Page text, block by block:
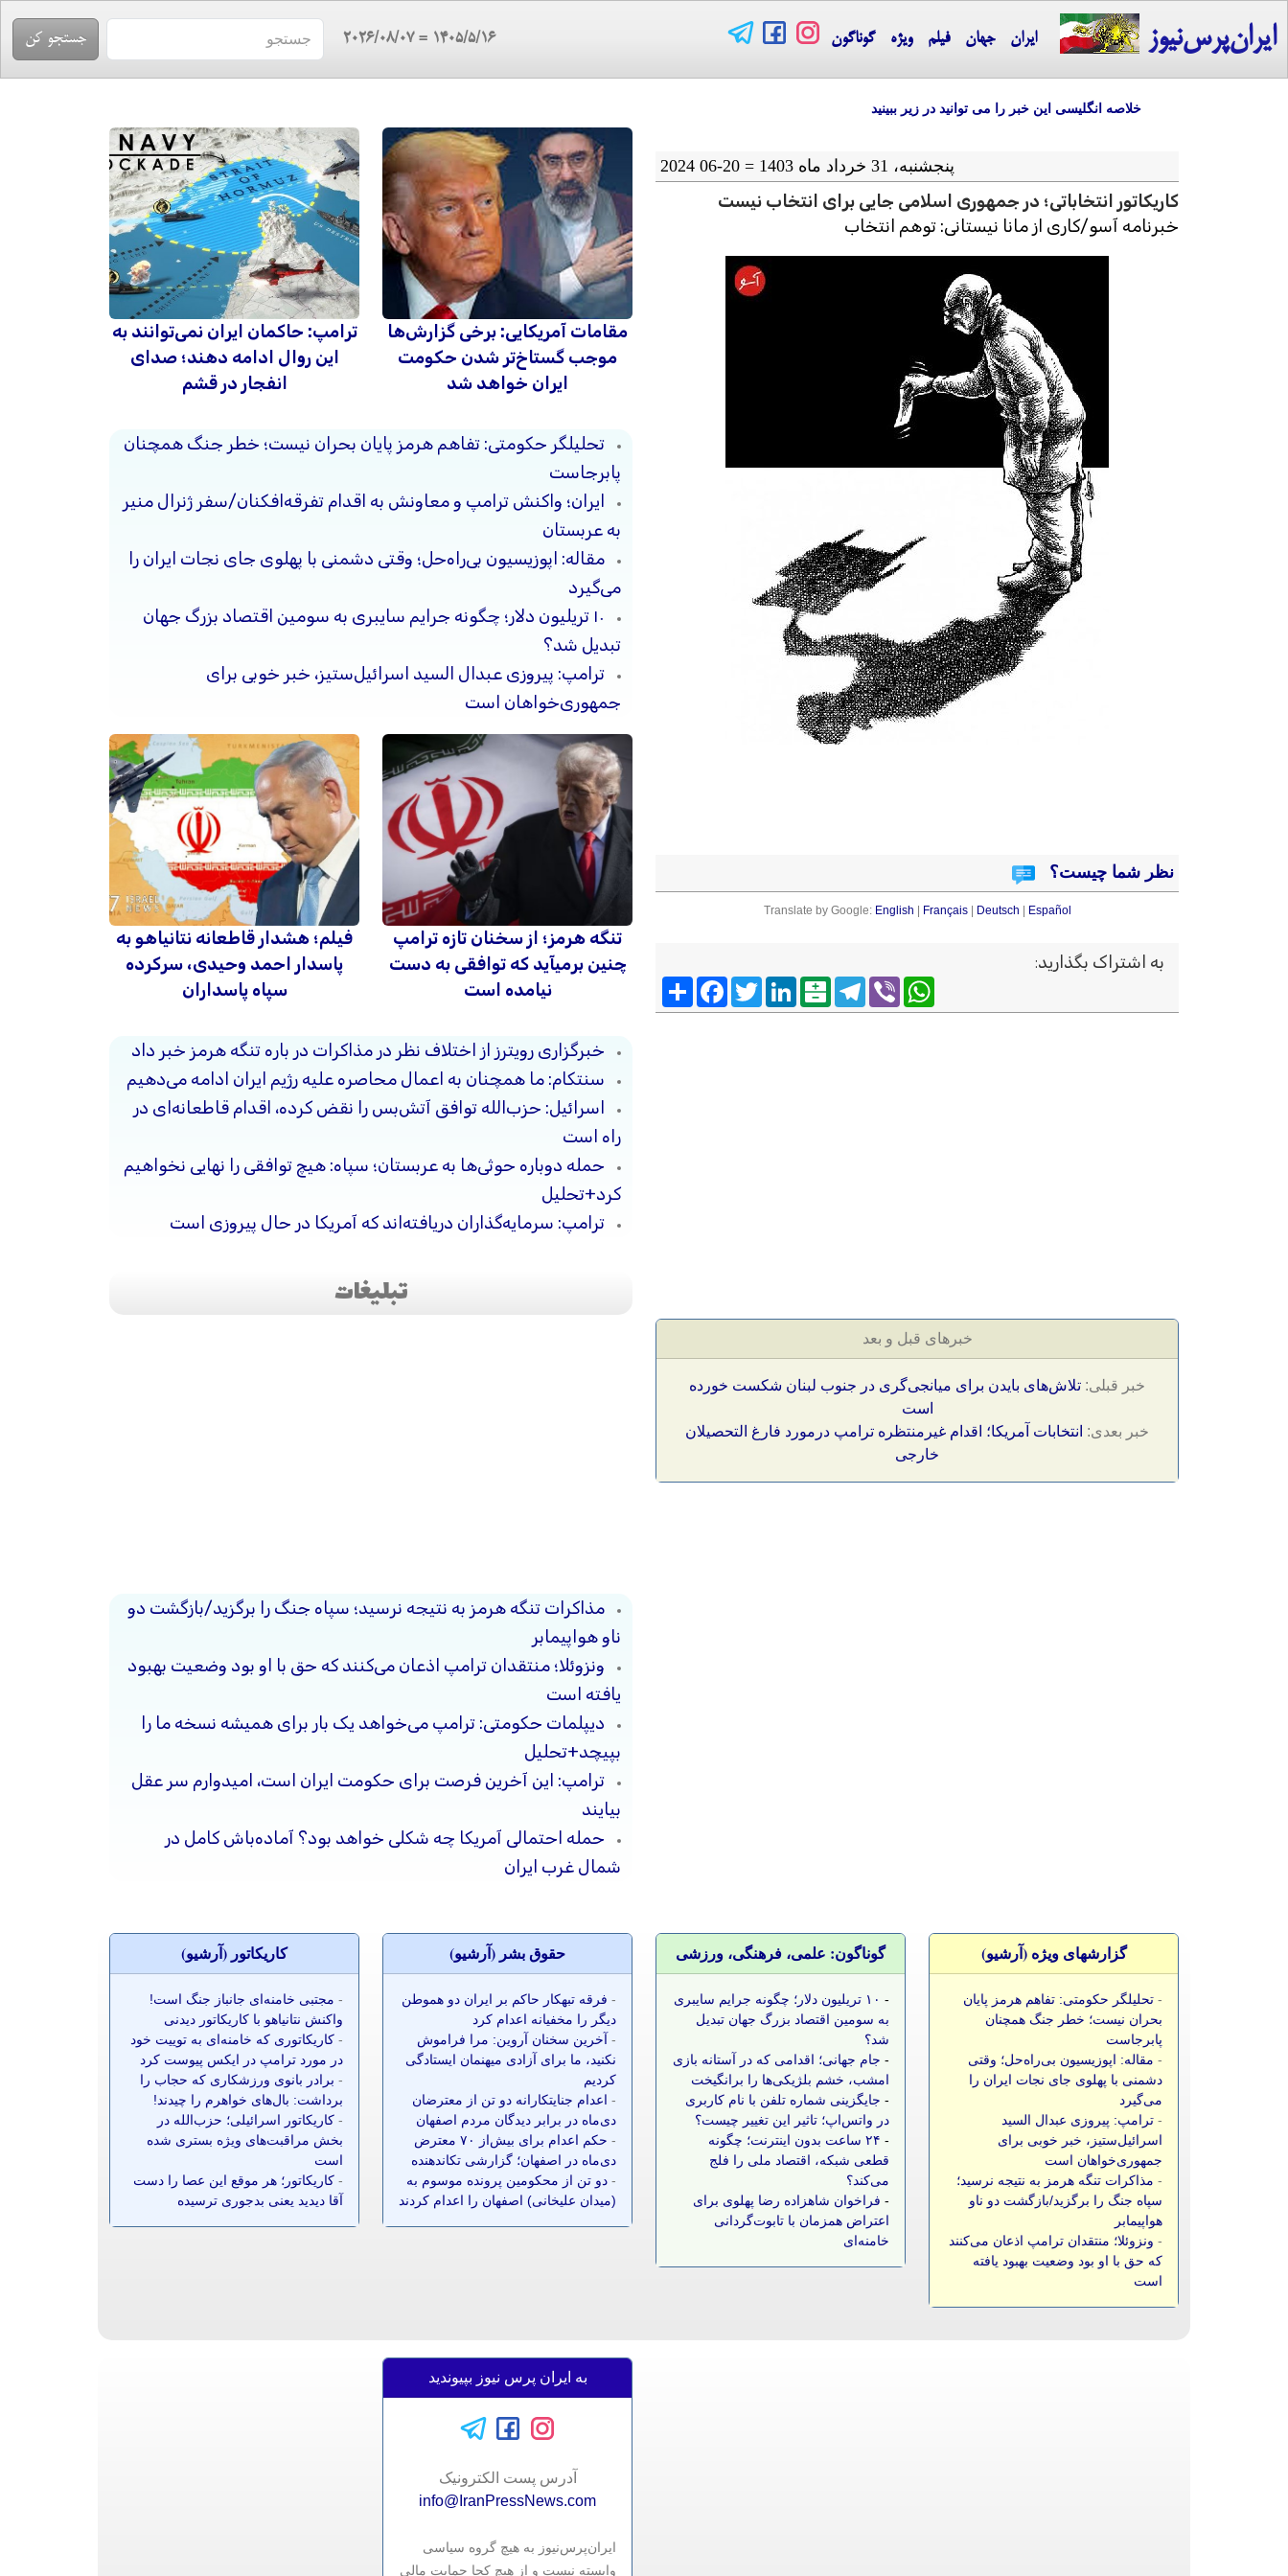
ایران‌پرس‌نیوز ایران جهان فیلم ویژه گوناگون ۱۴۰۵/۵/۱۶ = 2026/08/07
خلاصه انگلیسی این خبر را می توانید در زیر ببینید
پنجشنبه، 31 خرداد ماه 1403 = 20-06 2024
کاریکاتور انتخاباتی؛ در جمهوری اسلامی جایی برای انتخاب نیست
خبرنامه آسو/کاری از مانا نیستانی: توهم انتخاب
نظر شما چیست؟
Translate by Google: English Français| Deutsch Español
به اشتراک بگذارید:
اشتراک
FacebookTwitter
LinkedInBalatarin
TelegramViber
WhatsApp
خبرهای قبل و بعد
خبر قبلی: تلاش‌های بایدن برای میانجی‌گری در جنوب لبنان شکست خورده
است
خبر بعدی: انتخابات آمریکا؛ اقدام غیرمنتظره ترامپ درمورد فارغ التحصیلان
خارجی
مقامات آمریکایی: برخی گزارش‌ها
موجب گستاخ‌تر شدن حکومت
ایران خواهد شد
ترامپ: حاکمان ایران نمی‌توانند به
این روال ادامه دهند؛ صدای
انفجار در قشم
تحلیلگر حکومتی: تفاهم هرمز پایان بحران نیست؛ خطر جنگ همچنان
پابرجاست
ایران؛ واکنش ترامپ و معاونش به اقدام تفرقه‌افکنان/سفر ژنرال منیر
به عربستان
مقاله: اپوزیسیون بی‌راه‌حل؛ وقتی دشمنی با پهلوی جای نجات ایران را
می‌گیرد
۱۰ تریلیون دلار؛ چگونه جرایم سایبری به سومین اقتصاد بزرگ جهان
تبدیل شد؟
ترامپ: پیروزی عبدال السید اسرائیل‌ستیز، خبر خوبی برای
جمهوری‌خواهان است
تنگه هرمز؛ از سخنان تازه ترامپ
چنین برمیآید که توافقی به دست
نیامده است
فیلم؛ هشدار قاطعانه نتانیاهو به
پاسدار احمد وحیدی، سرکرده
سپاه پاسداران
خبرگزاری رویترز از اختلاف نظر در مذاکرات در باره تنگه هرمز خبر داد
سنتکام: ما همچنان به اعمال محاصره علیه رژیم ایران ادامه می‌دهیم
اسرائیل: حزب‌الله توافق آتش‌بس را نقض کرده، اقدام قاطعانه‌ای در
راه است
حمله دوباره حوثی‌ها به عربستان؛ سپاه: هیچ توافقی را نهایی نخواهیم
کرد+تحلیل
ترامپ: سرمایه‌گذاران دریافته‌اند که آمریکا در حال پیروزی است
تبلیغات
مذاکرات تنگه هرمز به نتیجه نرسید؛ سپاه جنگ را برگزید/بازگشت دو
ناو هواپیمابر
ونزوئلا؛ منتقدان ترامپ اذعان می‌کنند که حق با او بود وضعیت بهبود
یافته است
دیپلمات حکومتی: ترامپ می‌خواهد یک بار برای همیشه نسخه ما را
بپیچد+تحلیل
ترامپ: این آخرین فرصت برای حکومت ایران است، امیدوارم سر عقل
بیایند
حمله احتمالی آمریکا چه شکلی خواهد بود؟ آماده‌باش کامل در
شمال غرب ایران
گزارشهای ویژه (آرشيو)
- تحلیلگر حکومتی: تفاهم هرمز پایان
بحران نیست؛ خطر جنگ همچنان
پابرجاست
- مقاله: اپوزیسیون بی‌راه‌حل؛ وقتی
دشمنی با پهلوی جای نجات ایران را
می‌گیرد
- ترامپ: پیروزی عبدال السید
اسرائیل‌ستیز، خبر خوبی برای
جمهوری‌خواهان است
- مذاکرات تنگه هرمز به نتیجه نرسید؛
سپاه جنگ را برگزید/بازگشت دو ناو
هواپیمابر
- ونزوئلا؛ منتقدان ترامپ اذعان می‌کنند
که حق با او بود وضعیت بهبود یافته
است
گوناگون: علمی، فرهنگی، ورزشی
-
۱۰ تریلیون دلار؛ چگونه جرایم سایبری
به سومین اقتصاد بزرگ جهان تبدیل
شد؟
- جام جهانی؛ اقدامی که در آستانه بازی
امشب، خشم بلژیکی‌ها را برانگیخت
- جایگزینی شماره تلفن با نام کاربری
در واتس‌اپ؛ تاثیر این تغییر چیست؟
-
۲۴ ساعت بدون اینترنت؛ چگونه
قطعی شبکه، اقتصاد ملی را فلج
می‌کند؟
- فراخوان شاهزاده رضا پهلوی برای
اعتراض همزمان با تابوت‌گردانی
خامنه‌ای
حقوق بشر (آرشيو)
- فرقه تبهکار حاکم بر ایران دو هموطن
دیگر را مخفیانه اعدام کرد
- آخرین سخنان آروین: مرا فراموش
نکنید، ما برای آزادی میهنمان ایستادگی
کردیم
- اعدام جنایتکارانه دو تن از معترضان
دی‌ماه در برابر دیدگان مردم اصفهان
-
حکم اعدام برای بیش‌از ۷۰ معترض
دی‌ماه در اصفهان؛ گزارشی تکاندهنده
- دو تن از محکومین پرونده موسوم به
(میدان علیخانی) اصفهان را اعدام کردند
کاريکاتور (آرشيو)
- مجتبی خامنه‌ای جانباز جنگ است!
واکنش نتانیاهو با کاریکاتور دیدنی
- کاریکاتوری که خامنه‌ای به توییت خود
در مورد ترامپ در ایکس پیوست کرد
- برادر بانوی ورزشکاری که حجاب را
برداشت: بال‌های خواهرم را چیدند!
- کاریکاتور اسرائیلی؛ حزب‌الله در
بخش مراقبت‌های ویژه بستری شده
است
- کاریکاتور؛ هر موقع این عصا را دست
آقا دیدید یعنی بدجوری ترسیده
به ایران پرس نیوز بپیوندید
آدرس پست الکترونيک
info@IranPressNews.com
ایران‌پرس‌نیوز به هیچ گروه سیاسی
وابسته نیست و از هیچ کجا حمایت مالی